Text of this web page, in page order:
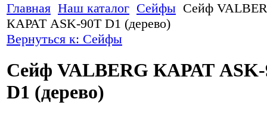
Главная Наш каталог Сейфы Сейф
КАРАТ ASK-90T D1 (дерево)
Вернуться к: Сейфы
Сейф VALBERG КАРАТ ASK-
D1 (дерево)